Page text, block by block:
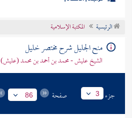
موضوعي
تراجم الأعلام
الرئيسية المكتبة الإسلامية
منح الجليل شرح مختصر خليل
الشيخ عليش - محمد بن أحمد بن محمد (عليش)
جزء 3 صفحة 86